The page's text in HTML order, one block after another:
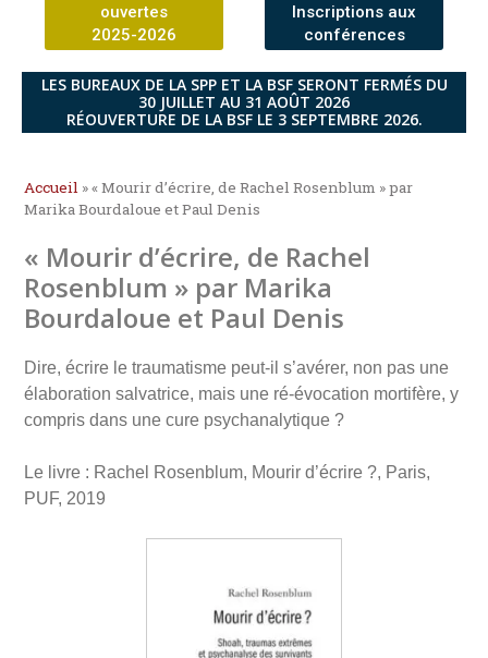
ouvertes
2025-2026
Inscriptions aux
conférences
LES BUREAUX DE LA SPP ET LA BSF SERONT FERMÉS DU
30 JUILLET AU 31 AOÛT 2026
RÉOUVERTURE DE LA BSF LE 3 SEPTEMBRE 2026.
Accueil »« Mourir d’écrire, de Rachel Rosenblum » par
Marika Bourdaloue et Paul Denis
« Mourir d’écrire, de Rachel
Rosenblum » par Marika
Bourdaloue et Paul Denis
Dire, écrire le traumatisme peut-il s’avérer, non pas une
élaboration salvatrice, mais une ré-évocation mortifère, y
compris dans une cure psychanalytique ?
Le livre : Rachel Rosenblum, Mourir d’écrire ?, Paris,
PUF, 2019